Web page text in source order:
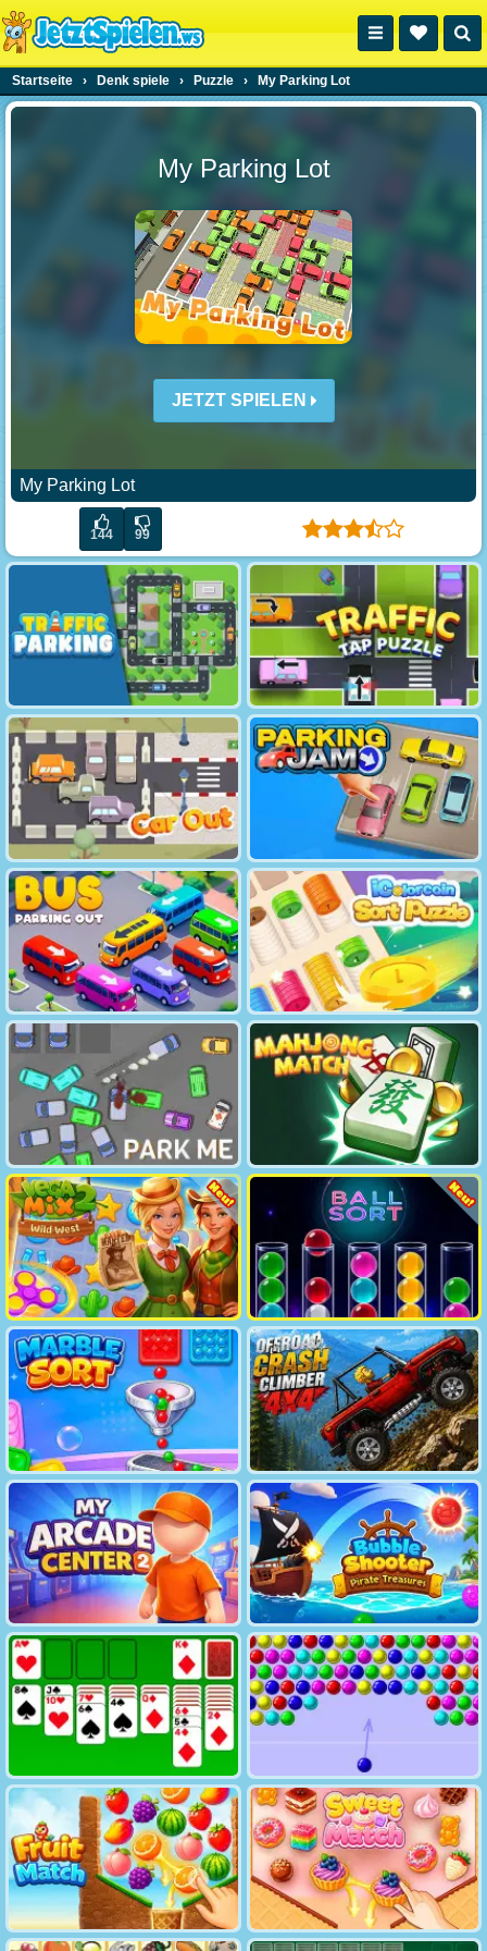
Startseite › Denk spiele › Puzzle › My Parking Lot
My Parking Lot
JETZT SPIELEN
My Parking Lot
144 99